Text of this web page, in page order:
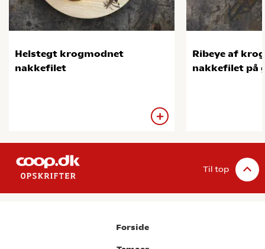
Helstegt krogmodnet
nakkefilet
Ribeye af
nakkefilet på
Til top
Forside